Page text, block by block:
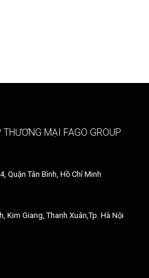
MẠI FAGO GROUP
Quận Tân Bình, Hồ Chí Minh
Kim Giang, Thanh Xuân,Tp. Hà Nội